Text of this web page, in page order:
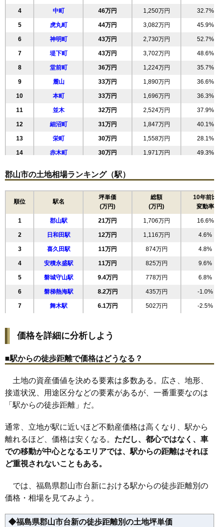
4 中町 46万円 1,250万円 32.7%
5 虎丸町 44万円 3,082万円 45.9%
6 神明町 43万円 2,730万円 52.7%
7 堤下町 43万円 3,702万円 48.6%
8 堂前町 36万円 1,224万円 35.7%
9 麓山 33万円 1,890万円 36.6%
10 本町 33万円 1,696万円 36.3%
11 並木 32万円 2,524万円 37.9%
12 細沼町 31万円 1,847万円 40.1%
13 栄町 30万円 1,558万円 28.1%
14 赤木町 30万円 1,971万円 49.3%
16 備前舘 29万円 2,158万円 43.8%
29万円 2,021万円 36.8%
29万円 2,624万円 29.2%
19 朝日 29万円 2,614万円 52.6%
20 島 28万円 2,114万円 36.5%
21 町東 28万円 1,852万円 41.5%
22 図景 28万円 1,369万円 36.3%
23 堤 28万円 2,761万円 36.0%
24 方八町 28万円 2,007万円 29.3%
25 長者 28万円 1,837万円 35.5%
27 静西 27万円
29 桃見台 27万円 1,594万円 40.8%
30 富田東 27万円 1,958万円 46.6%
31 亀田 27万円 1,900万円 25.1%
32 御前南
33 鳴神 27万円 2,003万円 41.5%
34 桑野 27万円 2,636万円 33.3%
35 菜根 26万円 1,822万円 37.3%
36 愛宕町 26万円
38 安積荒井
40 南 25万円 4,700万円
郡山市の土地相場ランキング（駅）
順位 駅名
坪単価
(万円)
総額
(万円)
10年前比
変動率
1 郡山駅 21万円 1,706万円 16.6%
2 日和田駅 12万円 1,116万円 4.6%
3 喜久田駅 11万円 874万円 4.8%
4 安積永盛駅 11万円 825万円 9.6%
5 磐城守山駅 9.4万円 778万円 6.8%
6 磐梯熱海駅 8.2万円 435万円 -1.0%
7 舞木駅 6.1万円 502万円 -2.5%
価格を詳細に分析しよう
■駅からの徒歩距離で価格はどうなる？
土地の資産価値を決める要素は多数ある。広さ、地形、
接道状況、用途区分などの要素があるが、一番重要なのは
「駅からの徒歩距離」だ。
通常、立地が駅に近いほど不動産価格は高くなり、駅から
離れるほど、価格は安くなる。 ただし、都心ではなく、車
での移動が中心となるエリアでは、駅からの距離はそれほ
ど重視されないこともある。
では、福島県郡山市台新における駅からの徒歩距離別の
価格・相場を見てみよう。
◆福島県郡山市台新の徒歩距離別の土地坪単価